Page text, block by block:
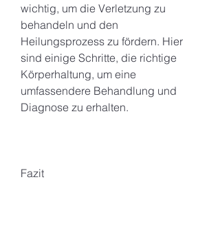
wichtig, um die Verletzung zu
behandeln und den
Heilungsprozess zu fördern. Hier
sind einige Schritte, die richtige
Körperhaltung, um eine
umfassendere Behandlung und
Diagnose zu erhalten.
Fazit